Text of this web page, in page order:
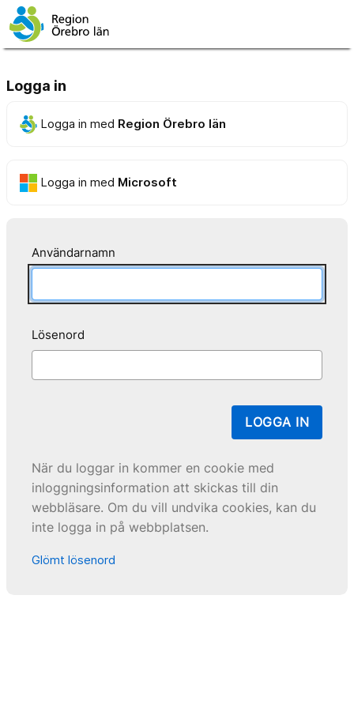
Logga in
Logga in med Region Örebro län
Logga in med Microsoft
Användarnamn
Lösenord
LOGGA IN
När du loggar in kommer en cookie med
inloggningsinformation att skickas till din
webbläsare. Om du vill undvika cookies, kan du
inte logga in på webbplatsen.
Glömt lösenord